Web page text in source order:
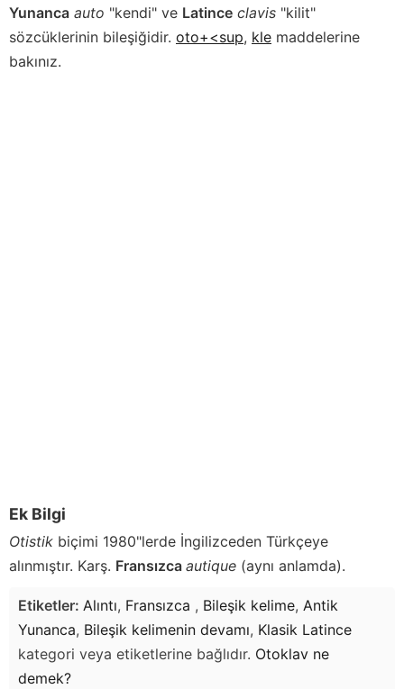
Yunanca auto "kendi" ve Latince clavis "kilit"
sözcüklerinin bileşiğidir. oto+<sup, kle maddelerine
bakınız.
Ek Bilgi
Otistik biçimi 1980"lerde İngilizceden Türkçeye
alınmıştır. Karş. Fransızca autique (aynı anlamda).
Etiketler: Alıntı, Fransızca , Bileşik kelime, Antik
Yunanca, Bileşik kelimenin devamı, Klasik Latince
kategori veya etiketlerine bağlıdır. Otoklav ne
demek?